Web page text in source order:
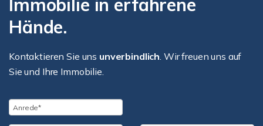
Immobilie in erfahrene
Hände.
Kontaktieren Sie uns unverbindlich. Wir freuen uns auf
Sie und Ihre Immobilie.